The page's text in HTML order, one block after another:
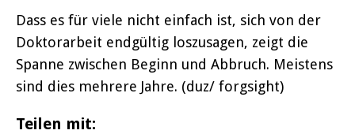
Dass es für viele nicht einfach ist, sich von der
Doktorarbeit endgültig loszusagen, zeigt die
Spanne zwischen Beginn und Abbruch. Meistens
sind dies mehrere Jahre. (duz/ forgsight)
Teilen mit: